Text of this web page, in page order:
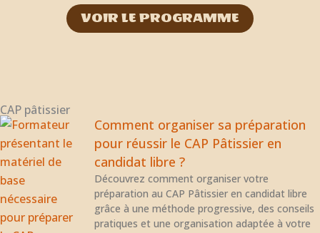
VOIR LE PROGRAMME
CAP pâtissier
Comment organiser sa préparation
pour réussir le CAP Pâtissier en
candidat libre ?
Découvrez comment organiser votre
préparation au CAP Pâtissier en candidat libre
grâce à une méthode progressive, des conseils
pratiques et une organisation adaptée à votre